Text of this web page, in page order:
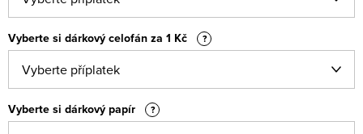
Vyberte si dárkový celofán za 1 Kč ?
Vyberte si dárkový papír ?